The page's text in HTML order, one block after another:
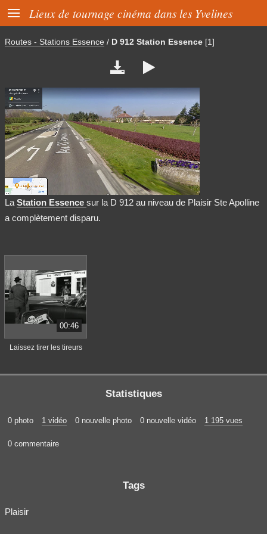
 Lieux de tournage cinéma dans les Yvelines
Routes - Stations Essence / D 912 Station Essence [1]
 
La Station Essence sur la D 912 au niveau de Plaisir Ste Apolline
a complètement disparu.
00:46
Laissez tirer les tireurs
Statistiques
0 photo 1 vidéo 0 nouvelle photo 0 nouvelle vidéo 1 195 vues
0 commentaire
Tags
Plaisir